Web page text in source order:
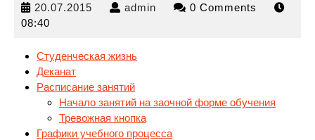
20.07.2015 20.07.2015
admin admin 0 Comments
08:40
Студенческая жизнь
Деканат
Расписание занятий
Начало занятий на заочной форме обучения
Тревожная кнопка
Графики учебного процесса